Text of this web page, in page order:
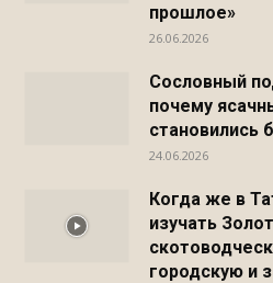
прошлое»
26.06.2026
Сословный
почему
становились
24.06.2026
Когда же в
изучать
городскую и